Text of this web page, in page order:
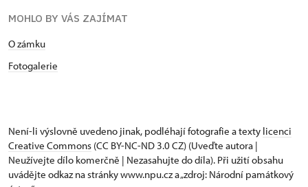
MOHLO BY VÁS ZAJÍMAT
O zámku
Fotogalerie
Není-li výslovně uvedeno jinak, podléhají fotografie a texty licenci
Creative Commons (CC BY-NC-ND 3.0 CZ) (Uveďte autora |
Neužívejte dílo komerčně | Nezasahujte do díla). Při užití obsahu
uvádějte odkaz na stránky www.npu.cz a „zdroj: Národní památkový